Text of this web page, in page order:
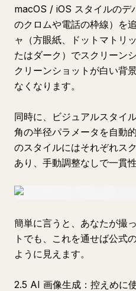
macOS / iOS スタイルのデ
のクロムや電話の枠線）を
ャ（方眼紙、ドットマトリ
たはダーク）でスクリーン
クリーンショットが白い背
なくなります。
同時に、ビジュアルスタイ
角の半径パラメータを自動
のスタイルにはそれぞれス
あり、手動調整なしで一貫
簡単に言うと、あなたが撮
トでも、これを通せば公式
ように見えます。
2.5 AI 画像生成：控えめに